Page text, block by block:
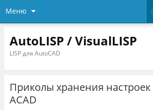
Меню
AutoLISP / VisualLISP
LISP для AutoCAD
Приколы хранения настроек
ACAD